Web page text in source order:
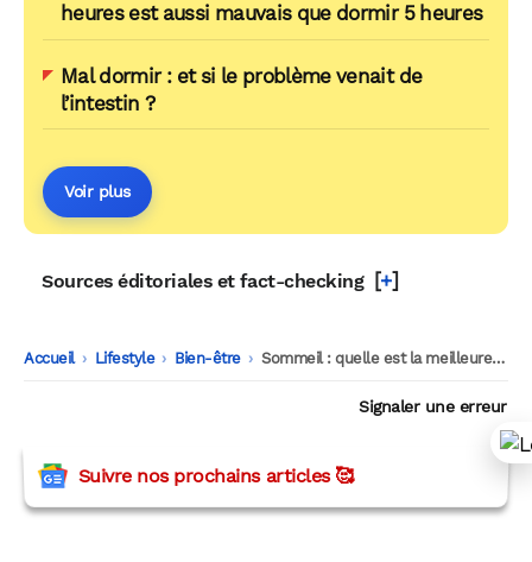
heures est aussi mauvais que dormir 5 heures
Mal dormir : et si le problème venait de
l’intestin ?
Voir plus
Sources éditoriales et fact-checking [+]
Accueil -
Lifestyle -
Bien-être -
Sommeil : quelle est la meilleure position pour dormir ?
Signaler une erreur
Suivre nos prochains articles 🥰